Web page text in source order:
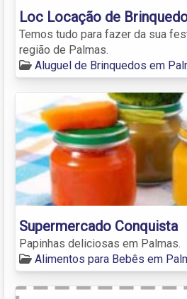
Loc Locação de
Temos tudo para fazer da sua
região de Palmas.
Aluguel de Brinquedos em
Supermercado Conquista
Papinhas deliciosas em Palmas.
Alimentos para Bebês em